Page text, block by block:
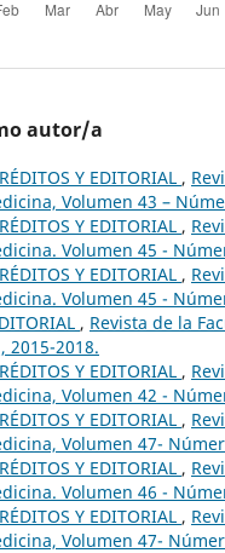
autor/a
Y EDITORIAL ,
Volumen 43 –
Y EDITORIAL ,
Volumen 45 -
Y EDITORIAL ,
Volumen 45 -
, Revista de la
2015-2018.
Y EDITORIAL ,
Volumen 42 -
Y EDITORIAL ,
Volumen 47-
Y EDITORIAL ,
Volumen 46 -
Y EDITORIAL ,
Volumen 47-